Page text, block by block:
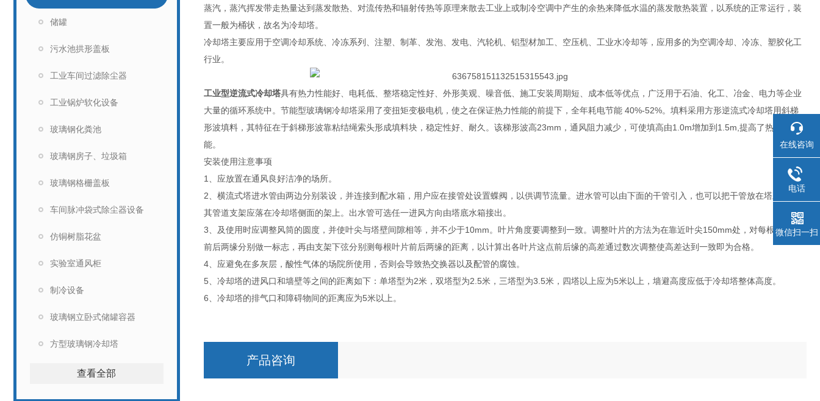
储罐
污水池拱形盖板
工业车间过滤除尘器
工业锅炉软化设备
玻璃钢化粪池
玻璃钢房子、垃圾箱
玻璃钢格栅盖板
车间脉冲袋式除尘器设备
仿铜树脂花盆
实验室通风柜
制冷设备
玻璃钢立卧式储罐容器
方型玻璃钢冷却塔
查看全部
蒸汽，蒸汽挥发带走热量达到蒸发散热、对流传热和辐射传热等原理来散去工业上或制冷空调中产生的余热来降低水温的蒸发散热装置，以系统的正常运行，装
置一般为桶状，故名为冷却塔。
冷却塔主要应用于空调冷却系统、冷冻系列、注塑、制革、发泡、发电、汽轮机、铝型材加工、空压机、工业水冷却等，应用多的为空调冷却、冷冻、塑胶化工
行业。
工业型逆流式冷却塔具有热力性能好、电耗低、整塔稳定性好、外形美观、噪音低、施工安装周期短、成本低等优点，广泛用于石油、化工、冶金、电力等企业
大量的循环系统中。节能型玻璃钢冷却塔采用了变扭矩变极电机，使之在保证热力性能的前提下，全年耗电节能 40%-52%。填料采用方形逆流式冷却塔用斜梯
形波填料，其特征在于斜梯形波靠粘结绳索头形成填料块，稳定性好、耐久。该梯形波高23mm，通风阻力减少，可使填高由1.0m增加到1.5m,提高了热力性
能。
安装使用注意事项
1、应放置在通风良好洁净的场所。
2、横流式塔进水管由两边分别装设，并连接到配水箱，用户应在接管处设置蝶阀，以供调节流量。进水管可以由下面的干管引入，也可以把干管放在塔上，这时
其管道支架应落在冷却塔侧面的架上。出水管可选任一进风方向由塔底水箱接出。
3、及使用时应调整风筒的圆度，并使叶尖与塔壁间隙相等，并不少于10mm。叶片角度要调整到一致。调整叶片的方法为在靠近叶尖150mm处，对每根叶片的
前后两缘分别做一标志，再由支架下弦分别测每根叶片前后两缘的距离，以计算出各叶片这点前后缘的高差通过数次调整使高差达到一致即为合格。
4、应避免在多灰层，酸性气体的场院所使用，否则会导致热交换器以及配管的腐蚀。
5、冷却塔的进风口和墙壁等之间的距离如下：单塔型为2米，双塔型为2.5米，三塔型为3.5米，四塔以上应为5米以上，墙避高度应低于冷却塔整体高度。
6、冷却塔的排气口和障碍物间的距离应为5米以上。
产品咨询
在线咨询
电话
微信扫一扫